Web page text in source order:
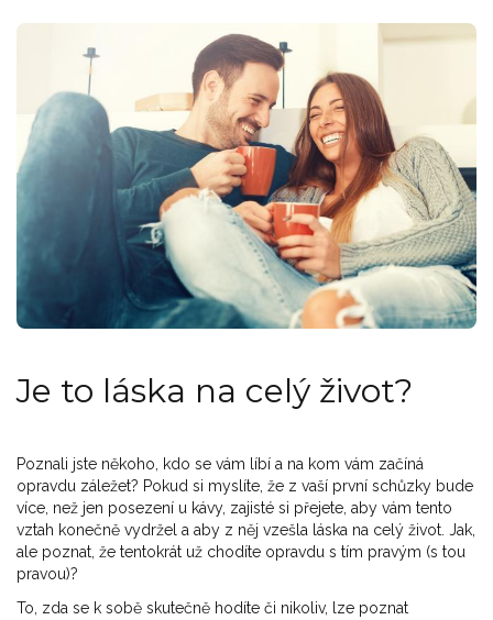
Je to láska na celý život?
Poznali jste někoho, kdo se vám líbí a na kom vám začíná
opravdu záležet? Pokud si myslíte, že z vaší první schůzky bude
více, než jen posezení u kávy, zajisté si přejete, aby vám tento
vztah konečně vydržel a aby z něj vzešla láska na celý život. Jak,
ale poznat, že tentokrát už chodíte opravdu s tím pravým (s tou
pravou)?
To, zda se k sobě skutečně hodíte či nikoliv, lze poznat